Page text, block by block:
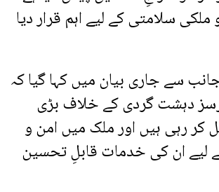
ملکی سلامتی کے لیے اہم قرار دیا
سے جاری بیان میں کہا گیا کہ
دہشت گردی کے خلاف بڑی
کر رہی ہیں اور ملک میں امن و
لیے ان کی خدمات قابلِ تحسین